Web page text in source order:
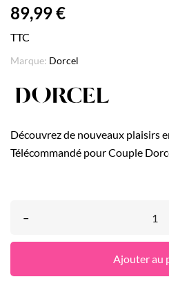
89,99 €
TTC
Marque: Dorcel
Découvrez de nouveaux plaisirs
Télécommandé pour Couple
–
Ajouter au